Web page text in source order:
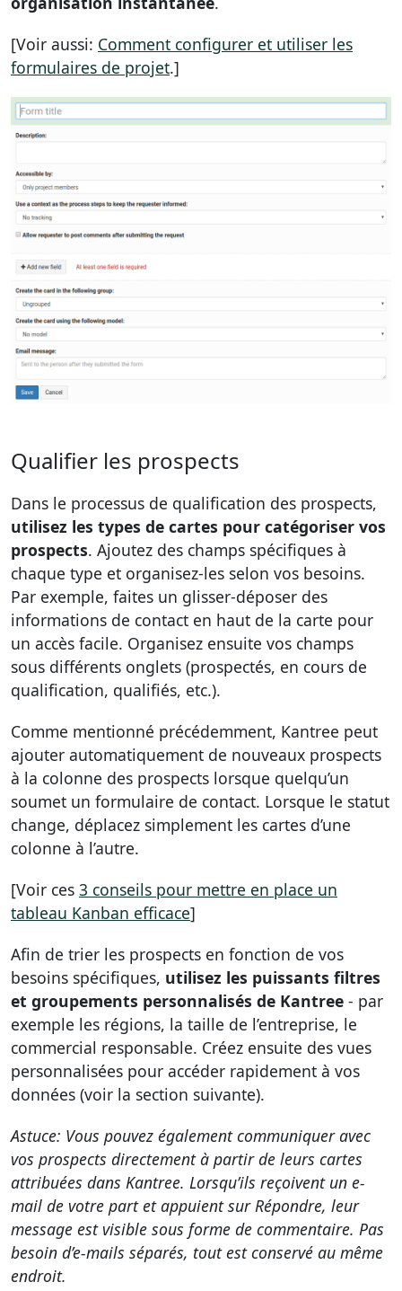
[Voir aussi: Comment configurer et utiliser les
formulaires de projet.]
Qualifier les prospects
Dans le processus de qualification des prospects,
utilisez les types de cartes pour catégoriser vos
prospects. Ajoutez des champs spécifiques à
chaque type et organisez-les selon vos besoins.
Par exemple, faites un glisser-déposer des
informations de contact en haut de la carte pour
un accès facile. Organisez ensuite vos champs
sous différents onglets (prospectés, en cours de
qualification, qualifiés, etc.).
Comme mentionné précédemment, Kantree peut
ajouter automatiquement de nouveaux prospects
à la colonne des prospects lorsque quelqu’un
soumet un formulaire de contact. Lorsque le statut
change, déplacez simplement les cartes d’une
colonne à l’autre.
[Voir ces 3 conseils pour mettre en place un
tableau Kanban efficace]
Afin de trier les prospects en fonction de vos
besoins spécifiques, utilisez les puissants filtres
et groupements personnalisés de Kantree - par
exemple les régions, la taille de l’entreprise, le
commercial responsable. Créez ensuite des vues
personnalisées pour accéder rapidement à vos
données (voir la section suivante).
Astuce: Vous pouvez également communiquer avec
vos prospects directement à partir de leurs cartes
attribuées dans Kantree. Lorsqu’ils reçoivent un e-
mail de votre part et appuient sur Répondre, leur
message est visible sous forme de commentaire. Pas
besoin d’e-mails séparés, tout est conservé au même
endroit.